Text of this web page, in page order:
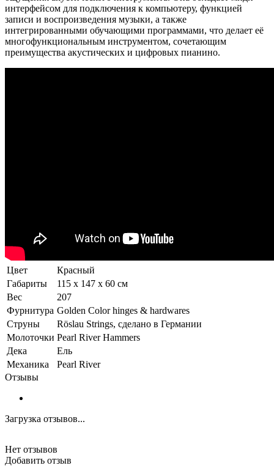
интерфейсом для подключения к компьютеру, функцией
записи и воспроизведения музыки, а также
интегрированными обучающими программами, что делает её
многофункциональным инструментом, сочетающим
преимущества акустических и цифровых пианино.
Цвет
Красный
Габариты
115 x 147 x 60 см
Вес
207
Фурнитура Golden Color hinges & hardwares
Струны
Röslau Strings, сделано в Германии
Молоточки Pearl River Hammers
Дека
Ель
Механика
Pearl River
Отзывы
Загрузка отзывов...
Нет отзывов
Добавить отзыв